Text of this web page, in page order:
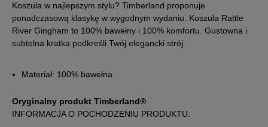
Powiadom o
dostępności
Powiadom o
dostępności
Koszula w najlepszym stylu? Timberland proponuje
ponadczasową klasykę w wygodnym wydaniu. Koszula Rattle
River Gingham to 100% bawełny i 100% komfortu. Gustowna i
subtelna kratka podkreśli Twój elegancki strój.
Materiał: 100% bawełna
Oryginalny produkt Timberland®
INFORMACJA O POCHODZENIU PRODUKTU: